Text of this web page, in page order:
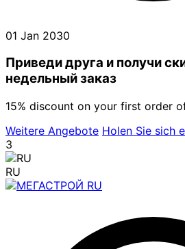
01 Jan 2030
Приведи друга и получи
недельный заказ
15% discount on your first order
Weitere Angebote Holen Sie sich
3
RU